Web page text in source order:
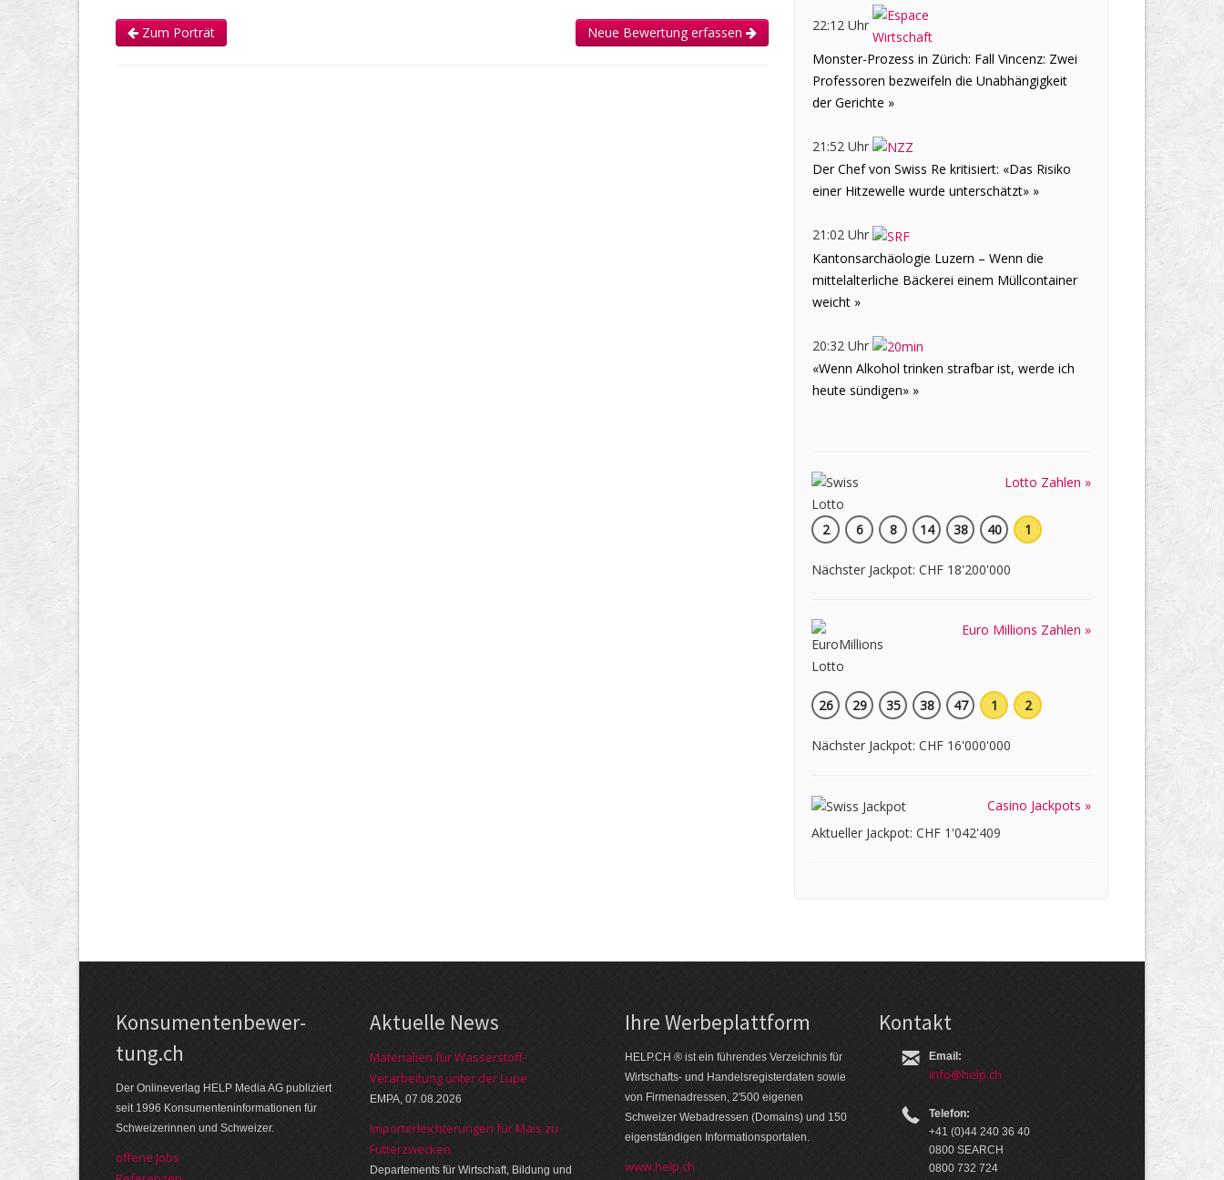
Zum Porträt Neue Bewertung erfassen
22:12 Uhr
Monster-Prozess in Zürich: Fall Vincenz: Zwei
Professoren bezweifeln die Unabhängigkeit
der Gerichte »
21:52 Uhr
Der Chef von Swiss Re kritisiert: «Das Risiko
einer Hitzewelle wurde unterschätzt» »
21:02 Uhr
Kantonsarchäologie Luzern – Wenn die
mittelalterliche Bäckerei einem Müllcontainer
weicht »
20:32 Uhr
«Wenn Alkohol trinken strafbar ist, werde ich
heute sündigen» »
Lotto Zahlen »
2 6 8 14 38 40 1
Nächster Jackpot: CHF 18'200'000
Euro Millions Zahlen »
26 29 35 38 47 1 2
Nächster Jackpot: CHF 16'000'000
Casino Jackpots »
Aktueller Jackpot: CHF 1'042'409
Kon­su­menten­be­wer­
tung.ch
Der Online­verlag HELP Media AG publi­ziert
seit 1996 Kon­su­menten­infor­mationen für
Schwei­zerinnen und Schweizer.
offene Jobs
Aktuelle News
Materialien für Wasserstoff-
Verarbeitung unter der Lupe
EMPA, 07.08.2026
Importerleichterungen für Mais zu
Futterzwecken
Departements für Wirtschaft, Bildung und
Ihre Werbe­platt­form
HELP.CH ® ist ein führendes Ver­zeich­nis für
Wirt­schafts- und Handels­register­daten so­wie
von Firmen­adressen, 2'500 eige­nen
Schweizer Web­adressen (Domains) und 150
eigen­ständigen Infor­mations­por­talen.
www.help.ch
Kontakt
Email:
info@help.ch
Telefon:
+41 (0)44 240 36 40
0800 SEARCH
0800 732 724